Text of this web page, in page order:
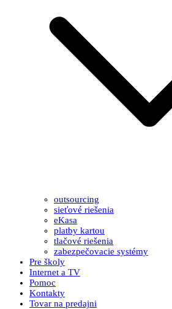
outsourcing
sieťové riešenia
eKasa
platby kartou
tlačové riešenia
zabezpečovacie systémy
Pre školy
Internet a TV
Pomoc
Kontakty
Tovar na predajni